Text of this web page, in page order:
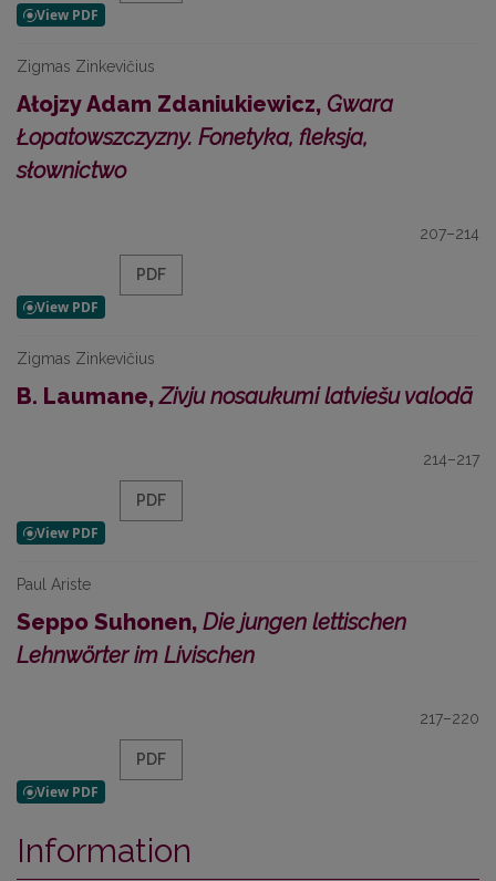
Zigmas Zinkevičius
Ałojzy Adam Zdaniukiewicz, Gwara
Łopatowszczyzny. Fonetyka, fleksja,
słownictwo
207–214
PDF
Zigmas Zinkevičius
B. Laumane,Zivju nosaukumi latviešu valodā
214–217
PDF
Paul Ariste
Seppo Suhonen, Die jungen lettischen
Lehnwörter im Livischen
217–220
PDF
Information